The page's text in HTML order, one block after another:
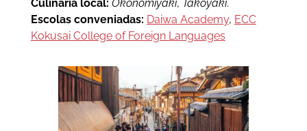
Culinária local: Okonomiyaki, Takoyaki.
Escolas conveniadas: Daiwa Academy, ECC
Kokusai College of Foreign Languages